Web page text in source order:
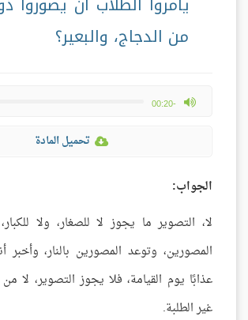
من الدجاج، والبعير؟
-00:20
max volume
تحميل المادة
الجواب:
لا، التصوير ما يجوز لا للصغار، ولا
المصورين، وتوعد المصورين بالنار، وأخبر
عذابًا يوم القيامة، فلا يجوز التصوير، لا
غير الطلبة.